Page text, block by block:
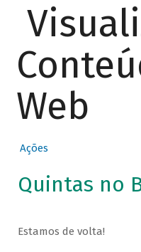
Web
Ações
Quintas no
Estamos de volta!